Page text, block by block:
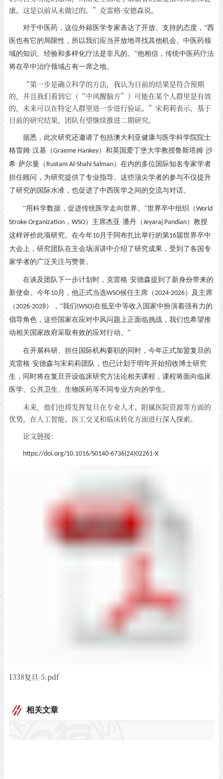
康。这是以前从未做过的。”克雷格·安德森说。
对于中医药，这位外籍医学专家表达了开放、支持的态度， “西
医也有它的局限性，所以我们应当开放地寻找其他机会。中医药领
域的知识、经验和多样化疗法是非凡的。”他相信，传统中医药疗法
将在卒中治疗领域占有一席之地。
“第一步是确立科学的方法，我认为目前的结果是符合预期
的，并且我们看到它（“中风醒脑方”）可能在某个人群里是有效
的，未来可以在特定人群里进一步进行验证。”宋莉莉表示，基于
目前的研究结果，团队有望继续推进二期研究。
据悉，此次研究还邀请了包括澳大利亚健康与医学科学院院士
格雷姆·汉基（Graeme Hankey）和英国爱丁堡大学教授鲁斯塔姆·沙
希·萨尔曼（ Rustam Al-Shahi Salman）在内的多位国际知名专家学者
担任顾问，为研究提供了专业指导。这些顶尖学者的参与不仅提升
了研究的国际水准，也促进了中西医学之间的交流与对话。
“用科学数据，促进传统医学走向世界。”世界卒中组织（World
Stroke Organization ， WSO）主席杰亚·潘丹（Jeyaraj Pandian）教授
这样评价此项研究。在今年10月于阿布扎比举行的第16届世界卒中
大会上，研究团队在主会场演讲中介绍了研究成果，受到了各国专
家学者的广泛关注与赞誉。
在谈及团队下一步计划时，克雷格·安德森提到了新身份带来的
新使命。今年10月，他正式当选WSO候任主席（2024-2026） 及主席
（2026-2028），“我们 (WSO)在低至中等收入国家中扮演着强有力的
倡导角色，这些国家在应对中风问题上正面临挑战，我们也希望推
动相关国家政府采取有效的应对行动。”
在开展科研、担任国际机构要职的同时，今年正式加盟复旦的
克雷格·安德森与宋莉莉团队，也已计划于明年开始招收博士研究
生，同时将在复旦开设临床研究方法论相关课程，课程将面向临床
医学、公共卫生、生物医药等不同专业方向的学生。
未来，他们也将发挥复旦在专业人才、附属医院资源等方面的
优势，在人工智能、医工交叉和临床转化方面进行深入探索。
论文链接：
https://doi.org/10.1016/S0140-6736(24)02261-X
1338复旦-5.pdf
相关文章